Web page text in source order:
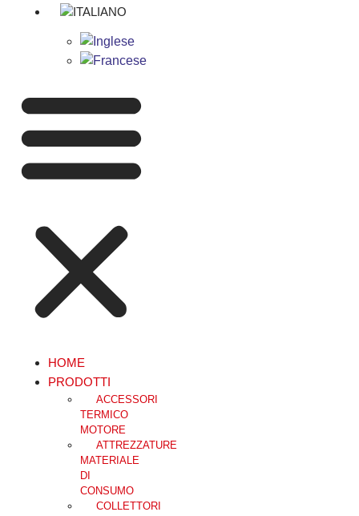
HOME
PRODOTTI
ACCESSORI
TERMICO
MOTORE
ATTREZZATURE
MATERIALE
DI
CONSUMO
COLLETTORI